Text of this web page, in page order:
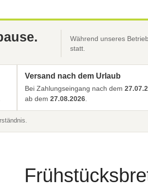
Während unseres
statt.
Versand nach dem Urlaub
Bei Zahlungseingang nach dem
ab dem 27.08.2026.